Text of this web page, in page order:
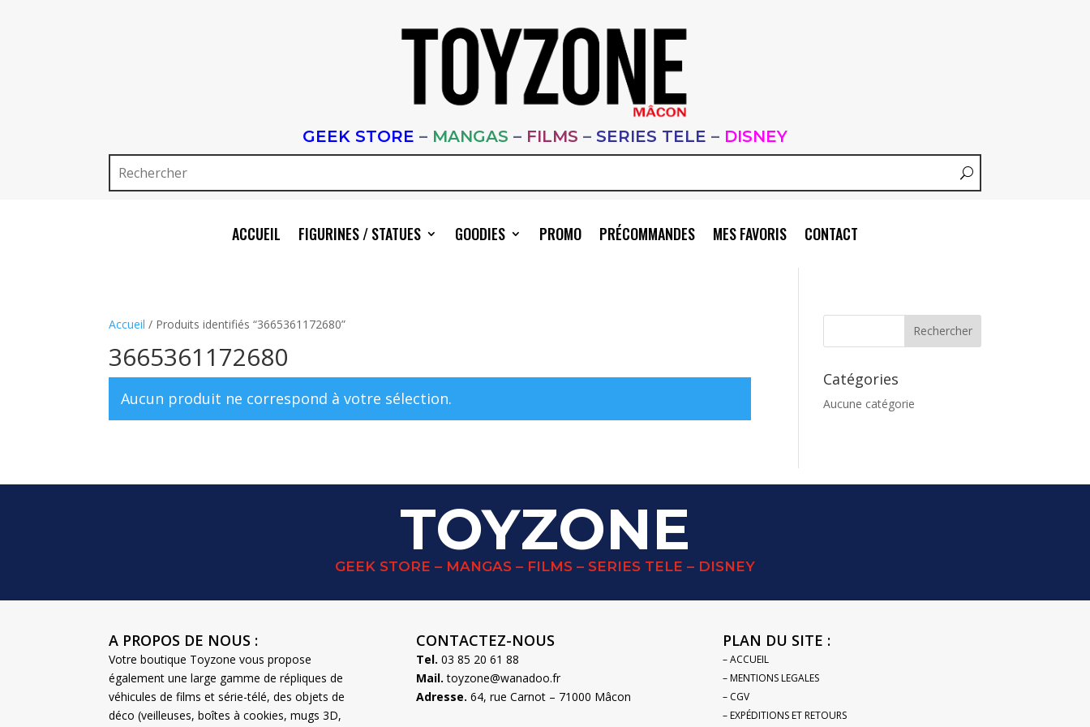
GEEK STORE – MANGAS – FILMS – SERIES TELE – DISNEY
ACCUEIL FIGURINES / STATUES GOODIES PROMO PRÉCOMMANDES MES FAVORIS CONTACT
Accueil / Produits identifiés “3665361172680”
3665361172680
Aucun produit ne correspond à votre sélection.
Catégories
Aucune catégorie
TOYZONE
GEEK STORE – MANGAS – FILMS – SERIES TELE – DISNEY
A PROPOS DE NOUS :
Votre boutique Toyzone vous propose
également une large gamme de répliques de
véhicules de films et série-télé, des objets de
déco (veilleuses, boîtes à cookies, mugs 3D,
CONTACTEZ-NOUS
Tel. 03 85 20 61 88
Mail. toyzone@wanadoo.fr
Adresse. 64, rue Carnot – 71000 Mâcon
PLAN DU SITE :
– ACCUEIL
– MENTIONS LEGALES
– CGV
– EXPÉDITIONS ET RETOURS